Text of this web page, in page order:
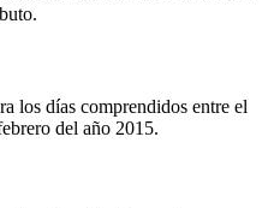
los días comprendidos entre el
del año 2015.